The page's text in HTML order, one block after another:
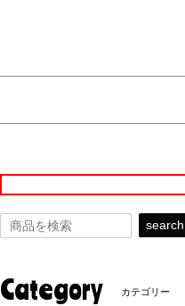
search
Category カテゴリー